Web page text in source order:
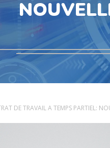
DE TRAVAIL A TEMPS PARTIEL: